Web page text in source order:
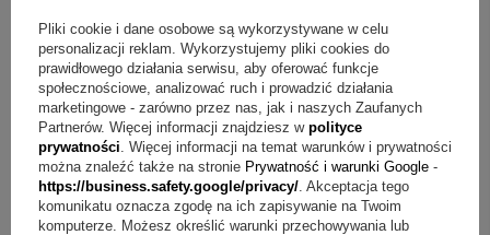
Świeca model G22
Indywidualny nadruk zdjęcia lub grafiki oraz napisów
Profitka
Okapnik
Skrzynka na świece
Dowolny nadruk na wieku (tekst, grafika, logo lub zdjęcie
bez limitu znaków)
Pytania i odpowiedzi o nadruk UV na skrzynce
Pliki cookie i dane osobowe są wykorzystywane w celu
personalizacji reklam. Wykorzystujemy pliki cookies do
prawidłowego działania serwisu, aby oferować funkcje
społecznościowe, analizować ruch i prowadzić działania
marketingowe - zarówno przez nas, jak i naszych Zaufanych
Partnerów. Więcej informacji znajdziesz w polityce
prywatności. Więcej informacji na temat warunków i prywatności
można znaleźć także na stronie Prywatność i warunki Google -
https://business.safety.google/privacy/. Akceptacja tego
komunikatu oznacza zgodę na ich zapisywanie na Twoim
komputerze. Możesz określić warunki przechowywania lub